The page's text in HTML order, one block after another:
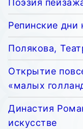
Поэзия
Репинские дни
Полякова,
Открытие
«малых
Династия
искусстве